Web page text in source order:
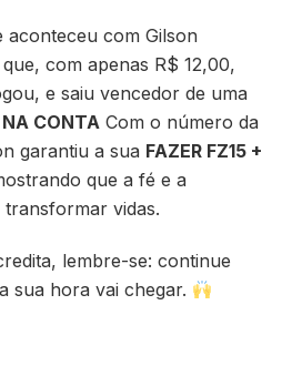
aconteceu com Gilson
com apenas R$ 12,00,
e saiu vencedor de uma
NA CONTA Com o número da
garantiu a sua FAZER FZ15 +
que a fé e a
vidas.
lembre-se: continue
sua hora vai chegar.